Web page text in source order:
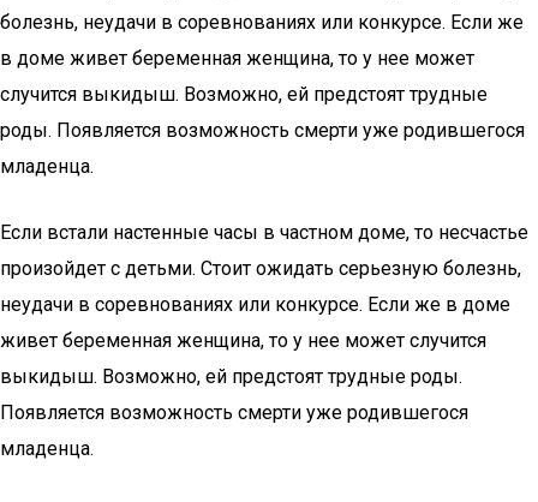
болезнь, неудачи в соревнованиях или конкурсе. Если же
в доме живет беременная женщина, то у нее может
случится выкидыш. Возможно, ей предстоят трудные
роды. Появляется возможность смерти уже родившегося
младенца.
Если встали настенные часы в частном доме, то несчастье
произойдет с детьми. Стоит ожидать серьезную болезнь,
неудачи в соревнованиях или конкурсе. Если же в доме
живет беременная женщина, то у нее может случится
выкидыш. Возможно, ей предстоят трудные роды.
Появляется возможность смерти уже родившегося
младенца.